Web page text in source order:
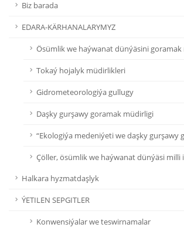
Biz barada
EDARA-KÄRHANALARYMYZ
Ösümlik we haýwanat dünýäsini
Tokaý hojalyk müdirlikleri
Gidrometeorologiýa gullugy
Daşky gurşawy goramak müdirligi
“Ekologiýa medeniýeti we daşky gurşawy
Çöller, ösümlik we haýwanat dünýäsi
Halkara hyzmatdaşlyk
ÝETILEN SEPGITLER
Konwensiýalar we teswirnamalar